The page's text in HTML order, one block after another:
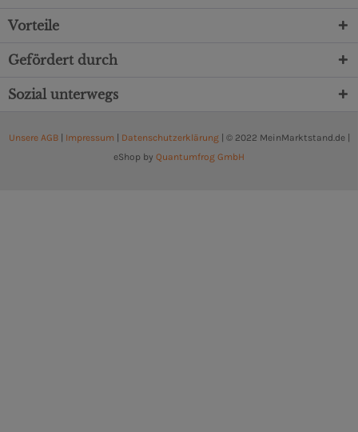
Vorteile
Gefördert durch
Sozial unterwegs
Unsere AGB| Impressum Datenschutzerklärung| © 2022 MeinMarktstand.de |
eShop by Quantumfrog GmbH